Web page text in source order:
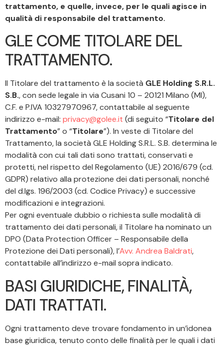
trattamento, e quelle, invece, per le quali agisce in
qualità di responsabile del trattamento.
GLE COME TITOLARE DEL
TRATTAMENTO.
Il Titolare del trattamento è la società GLE Holding S.R.L.
S.B., con sede legale in via Cusani 10 – 20121 Milano (MI),
C.F. e P.IVA 10327970967, contattabile al seguente
indirizzo e-mail: privacy@golee.it (di seguito “Titolare del
Trattamento” o “Titolare”). In veste di Titolare del
Trattamento, la società GLE Holding S.R.L. S.B. determina le
modalità con cui tali dati sono trattati, conservati e
protetti, nel rispetto del Regolamento (UE) 2016/679 (cd.
GDPR) relativo alla protezione dei dati personali, nonché
del d.lgs. 196/2003 (cd. Codice Privacy) e successive
modificazioni e integrazioni.
Per ogni eventuale dubbio o richiesta sulle modalità di
trattamento dei dati personali, il Titolare ha nominato un
DPO (Data Protection Officer – Responsabile della
Protezione dei Dati personali), l’Avv. Andrea Baldrati,
contattabile all’indirizzo e-mail sopra indicato.
BASI GIURIDICHE, FINALITÀ,
DATI TRATTATI.
Ogni trattamento deve trovare fondamento in un’idonea
base giuridica, tenuto conto delle finalità per le quali i dati